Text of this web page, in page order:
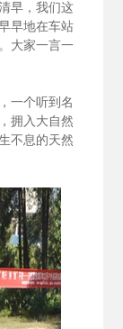
早，我们这
早地在车站
大家一言一
一个听到名
拥入大自然
不息的天然